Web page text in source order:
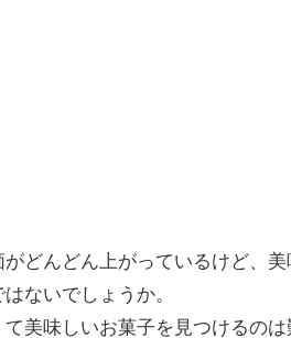
がどんどん上がっているけど、
はないでしょうか。
て美味しいお菓子を見つけるの